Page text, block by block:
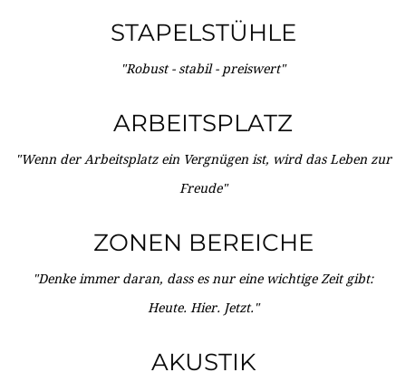
STAPELSTÜHLE
"Robust - stabil - preiswert"
ARBEITSPLATZ
"Wenn der Arbeitsplatz ein Vergnügen ist, wird das Leben zur
Freude"
ZONEN BEREICHE
"Denke immer daran, dass es nur eine wichtige Zeit gibt:
Heute. Hier. Jetzt."
AKUSTIK